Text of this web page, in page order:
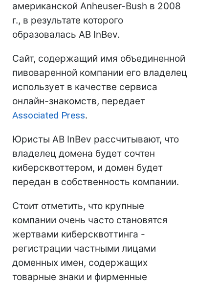
американской Anheuser-Bush в 2008
г., в результате которого
образовалась AB InBev.
Сайт, содержащий имя объединенной
пивоваренной компании его владелец
использует в качестве сервиса
онлайн-знакомств, передает
Associated Press.
Юристы AB InBev рассчитывают, что
владелец домена будет сочтен
киберсквоттером, и домен будет
передан в собственность компании.
Стоит отметить, что крупные
компании очень часто становятся
жертвами киберсквоттинга -
регистрации частными лицами
доменных имен, содержащих
товарные знаки и фирменные